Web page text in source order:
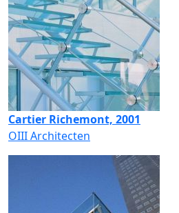
Cartier Richemont, 2001
OIII Architecten